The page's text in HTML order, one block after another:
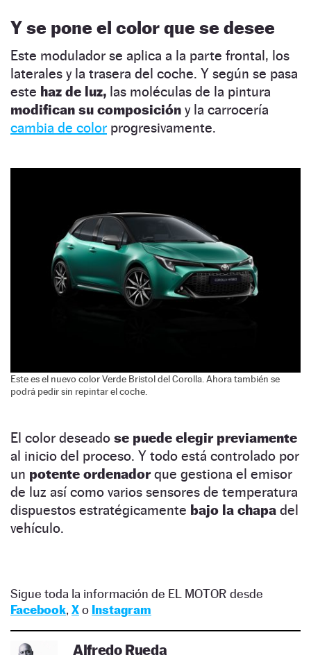
Y se pone el color que se desee
Este modulador se aplica a la parte frontal, los
laterales y la trasera del coche. Y según se pasa
este haz de luz, las moléculas de la pintura
modifican su composición y la carrocería
cambia de color progresivamente.
Este es el nuevo color Verde Bristol del Corolla. Ahora también se
podrá pedir sin repintar el coche.
El color deseado se puede elegir previamente
al inicio del proceso. Y todo está controlado por
un potente ordenadorque gestiona el emisor
de luz así como varios sensores de temperatura
dispuestos estratégicamente bajo la chapa del
vehículo.
Sigue toda la información de EL MOTOR desde
Facebook, Xo Instagram
Alfredo Rueda